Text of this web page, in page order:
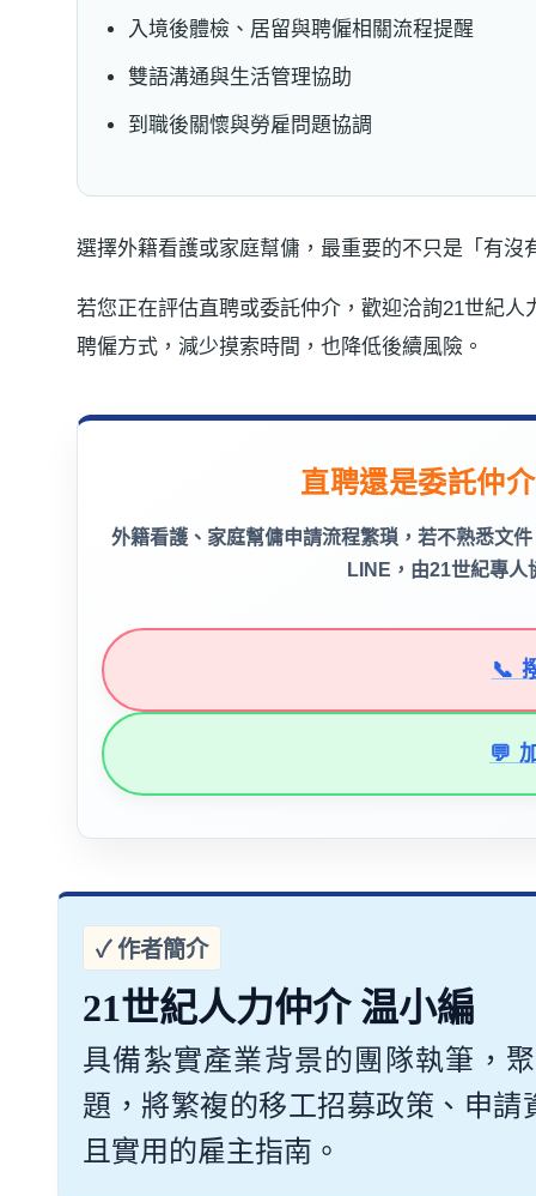
入境後體檢、居留與聘僱相關流程提醒
雙語溝通與生活管理協助
到職後關懷與勞雇問題協調
選擇外籍看護或家庭幫傭，最重要的不只是「有
若您正在評估直聘或委託仲介，歡迎洽詢21世紀
聘僱方式，減少摸索時間，也降低後續風險。
直聘還是委託仲
外籍看護、家庭幫傭申請流程繁瑣，若不熟悉文
LINE，由21世紀專人
📞
💬
21世紀人力仲介 温小編
具備紮實產業背景的團隊執筆，
題，將繁複的移工招募政策、申
且實用的雇主指南。